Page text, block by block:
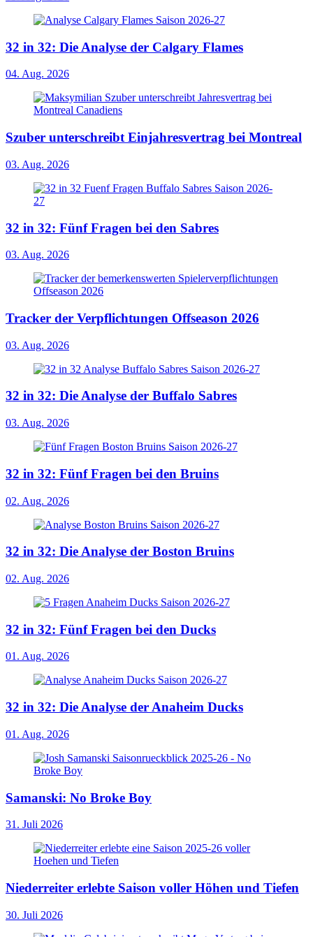
32 in 32: Die Analyse der Calgary Flames
04. Aug. 2026
Szuber unterschreibt Einjahresvertrag bei Montreal
03. Aug. 2026
32 in 32: Fünf Fragen bei den Sabres
03. Aug. 2026
Tracker der Verpflichtungen Offseason 2026
03. Aug. 2026
32 in 32: Die Analyse der Buffalo Sabres
03. Aug. 2026
32 in 32: Fünf Fragen bei den Bruins
02. Aug. 2026
32 in 32: Die Analyse der Boston Bruins
02. Aug. 2026
32 in 32: Fünf Fragen bei den Ducks
01. Aug. 2026
32 in 32: Die Analyse der Anaheim Ducks
01. Aug. 2026
Samanski: No Broke Boy
31. Juli 2026
Niederreiter erlebte Saison voller Höhen und Tiefen
30. Juli 2026